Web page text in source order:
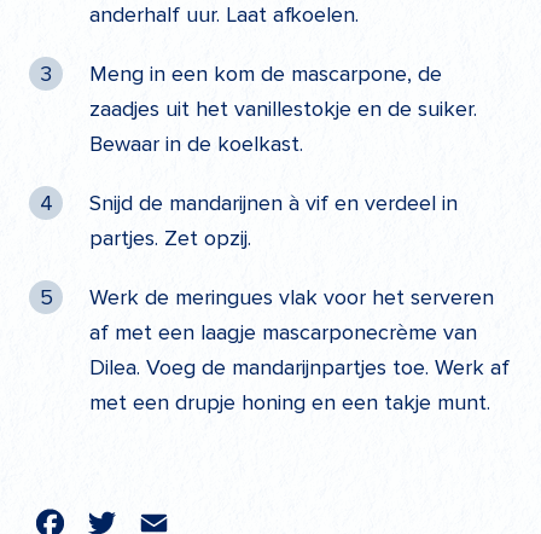
anderhalf uur. Laat afkoelen.
Meng in een kom de mascarpone, de
zaadjes uit het vanillestokje en de suiker.
Bewaar in de koelkast.
Snijd de mandarijnen à vif en verdeel in
partjes. Zet opzij.
Werk de meringues vlak voor het serveren
af met een laagje mascarponecrème van
Dilea. Voeg de mandarijnpartjes toe. Werk af
met een drupje honing en een takje munt.